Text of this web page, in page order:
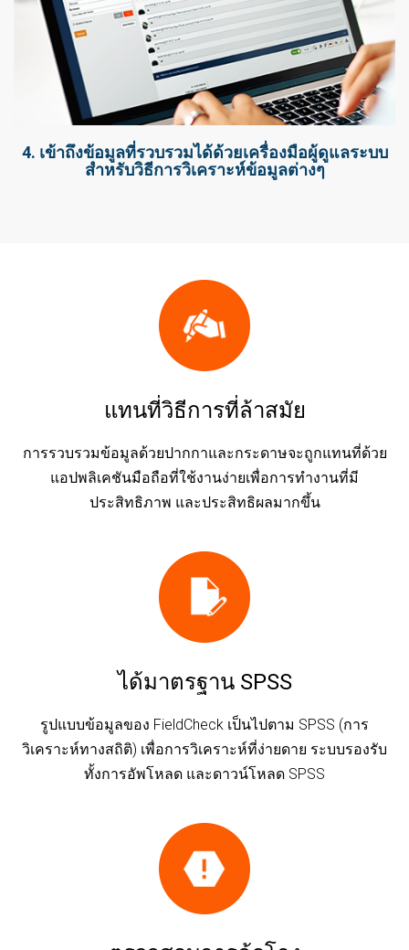
4. เข้าถึงข้อมูลที่รวบรวมได้ด้วยเครื่องมือผู้ดูแลระบบ
สำหรับวิธีการวิเคราะห์ข้อมูลต่างๆ
แทนที่วิธีการที่ล้าสมัย
การรวบรวมข้อมูลด้วยปากกาและกระดาษจะถูกแทนที่ด้วย
แอปพลิเคชันมือถือที่ใช้งานง่ายเพื่อการทำงานที่มี
ประสิทธิภาพ และประสิทธิผลมากขึ้น
ได้มาตรฐาน SPSS
รูปแบบข้อมูลของ FieldCheck เป็นไปตาม SPSS (การ
วิเคราะห์ทางสถิติ) เพื่อการวิเคราะห์ที่ง่ายดาย ระบบรองรับ
ทั้งการอัพโหลด และดาวน์โหลด SPSS